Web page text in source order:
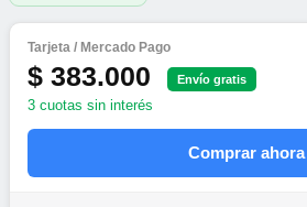
Tarjeta / Mercado Pago
$ 383.000 Envío gratis
3 cuotas sin interés
Comprar ahora